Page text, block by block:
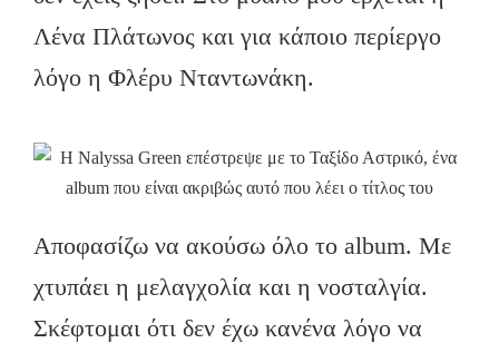
Λένα Πλάτωνος και για κάποιο περίεργο
λόγο η Φλέρυ Νταντωνάκη.
Αποφασίζω να ακούσω όλο το album. Με
χτυπάει η μελαγχολία και η νοσταλγία.
Σκέφτομαι ότι δεν έχω κανένα λόγο να